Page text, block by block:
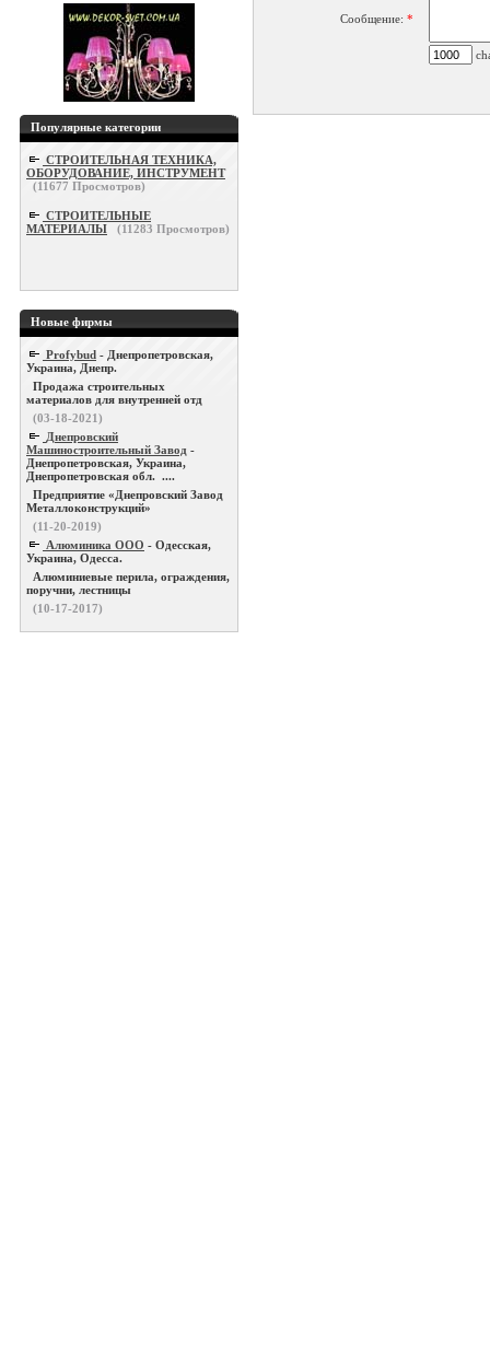
Популярные категории
СТРОИТЕЛЬНАЯ ТЕХНИКА,
ОБОРУДОВАНИЕ, ИНСТРУМЕНТ
(11677 Просмотров)
СТРОИТЕЛЬНЫЕ
МАТЕРИАЛЫ
(11283 Просмотров)
Новые фирмы
Profybud - Днепропетровская,
Украина, Днепр.
Продажа строительных
материалов для внутренней отд
(03-18-2021)
Днепровский
Машиностроительный Завод -
Днепропетровская, Украина,
Днепропетровская обл. ....
Предприятие «Днепровский Завод
Металлоконструкций»
(11-20-2019)
Алюминика ООО - Одесская,
Украина, Одесса.
Алюминиевые перила, ограждения,
поручни, лестницы
(10-17-2017)
Сообщение: *